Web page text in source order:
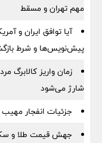
مهم تهران و مسقط
آیا توافق ایران و
پیش‌نویس‌ها و شرط
شارژ می‌شود
جزئیات انفجار
جهش قیمت طلا و سکه امروز ۱۳ مرداد |